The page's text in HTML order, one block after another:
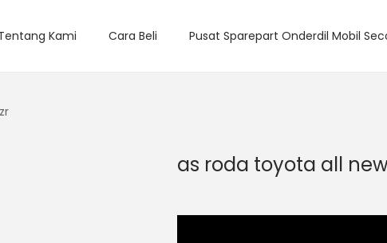
Kami Cara Beli Pusat Sparepart Onderdil Mobil
as roda toyota all